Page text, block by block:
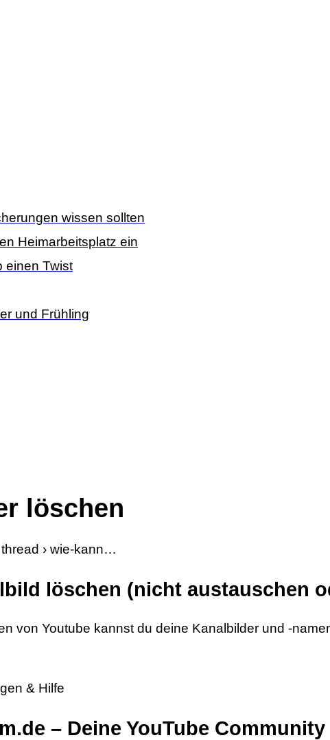
wissen sollten
Heimarbeitsplatz ein
einen Twist
und Frühling
löschen
thread › wie-kann…
löschen (nicht austauschen
von Youtube kannst du deine Kanalbilder und -
& Hilfe
– Deine YouTube Community